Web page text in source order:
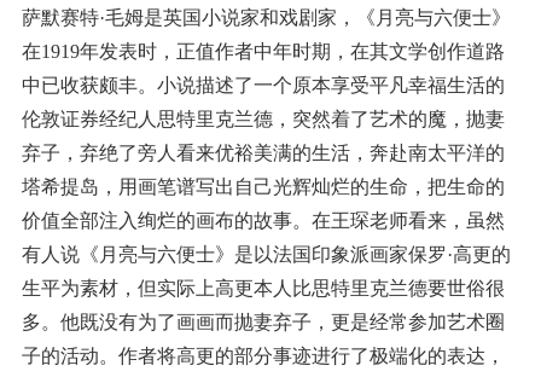
萨默赛特·毛姆是英国小说家和戏剧家，《月亮与六便士》
在1919年发表时，正值作者中年时期，在其文学创作道路
中已收获颇丰。小说描述了一个原本享受平凡幸福生活的
伦敦证券经纪人思特里克兰德，突然着了艺术的魔，抛妻
弃子，弃绝了旁人看来优裕美满的生活，奔赴南太平洋的
塔希提岛，用画笔谱写出自己光辉灿烂的生命，把生命的
价值全部注入绚烂的画布的故事。在王琛老师看来，虽然
有人说《月亮与六便士》是以法国印象派画家保罗·高更的
生平为素材，但实际上高更本人比思特里克兰德要世俗很
多。他既没有为了画画而抛妻弃子，更是经常参加艺术圈
子的活动。作者将高更的部分事迹进行了极端化的表达，